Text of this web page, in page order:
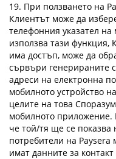
19. При ползването на
Клиентът може да
телефонния указател на
използва тази функция,
има достъп, може да
сървъри генерираните
адреси на електронна
мобилното устройство
целите на това
мобилното приложение.
че той/тя ще се показва
потребители на
имат данните за